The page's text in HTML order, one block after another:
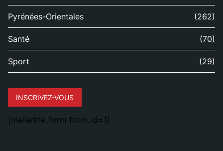
Pyrénées-Orientales (262)
Santé (70)
Sport (29)
INSCRIVEZ-VOUS
[mailerlite_form form_id=1]